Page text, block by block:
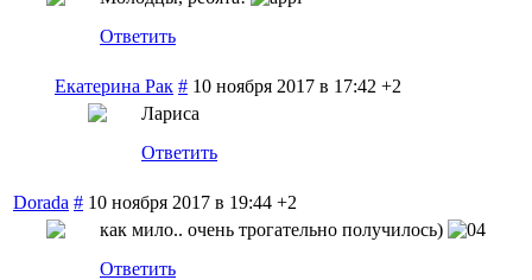
Ответить
Екатерина Рак # 10 ноября 2017 в 17:42 +2
Лариса
Ответить
Dorada # 10 ноября 2017 в 19:44 +2
как мило.. очень трогательно получилось)
Ответить